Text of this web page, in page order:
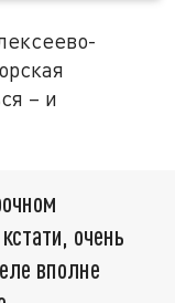
– и
очень
вполне